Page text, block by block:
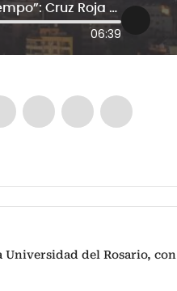
“Población se ve obligada a huir de sus casas con poco tiempo”: Cruz Roja en Líbano
06:39
Universidad del Rosario, con